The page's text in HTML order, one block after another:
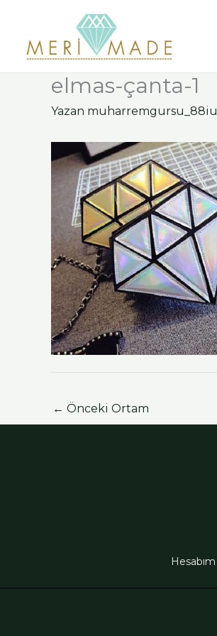
elmas-çanta-1
Yazan
← Önceki Ortam
Hesabım